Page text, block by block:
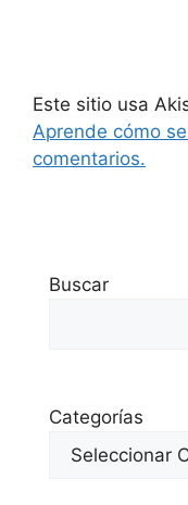
Este sitio usa
Aprende cómo
comentarios.
Buscar
Categorías